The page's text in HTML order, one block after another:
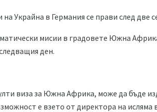
Украйна в Германия се прави след две
мисии в градовете Южна
ден.
виза за Южна Африка, може да бъде
е взето от директора на